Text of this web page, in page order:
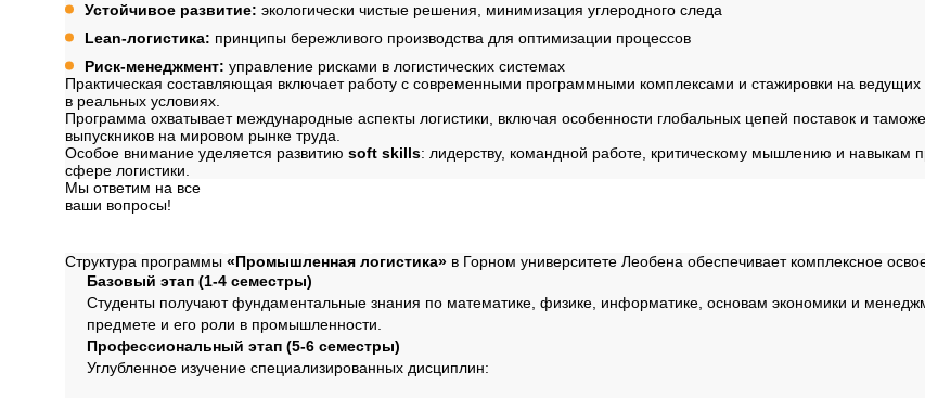
Устойчивое развитие: экологически чистые решения, минимизация углеродного следа
Lean-логистика: принципы бережливого производства для оптимизации процессов
Риск-менеджмент: управление рисками в логистических системах
Практическая составляющая включает работу с современными программными комплексами и стажировки на
в реальных условиях.
Программа охватывает международные аспекты логистики, включая особенности глобальных цепей поставок и
выпускников на мировом рынке труда.
Особое внимание уделяется развитию soft skills: лидерству, командной работе, критическому мышлению и навыкам
сфере логистики.
Мы ответим на все
ваши вопросы!
Структура программы «Промышленная логистика»в Горном университете Леобена обеспечивает комплексное
Базовый этап (1-4 семестры)
Студенты получают фундаментальные знания по математике, физике, информатике, основам экономики и
предмете и его роли в промышленности.
Профессиональный этап (5-6 семестры)
Углубленное изучение специализированных дисциплин: